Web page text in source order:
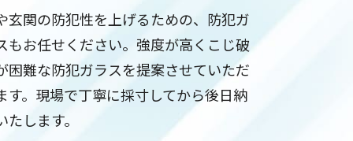
玄関の防犯性を上げるための、防犯ガ
もお任せください。強度が高くこじ破
困難な防犯ガラスを提案させていただ
す。現場で丁寧に採寸してから後日納
たします。